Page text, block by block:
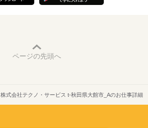
ページの先頭へ
株式会社テクノ・サービス t-秋田県大館市_Aのお仕事詳細